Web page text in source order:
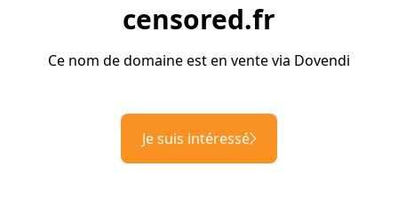
censored.fr
Ce nom de domaine est en vente via Dovendi
Je suis intéressé